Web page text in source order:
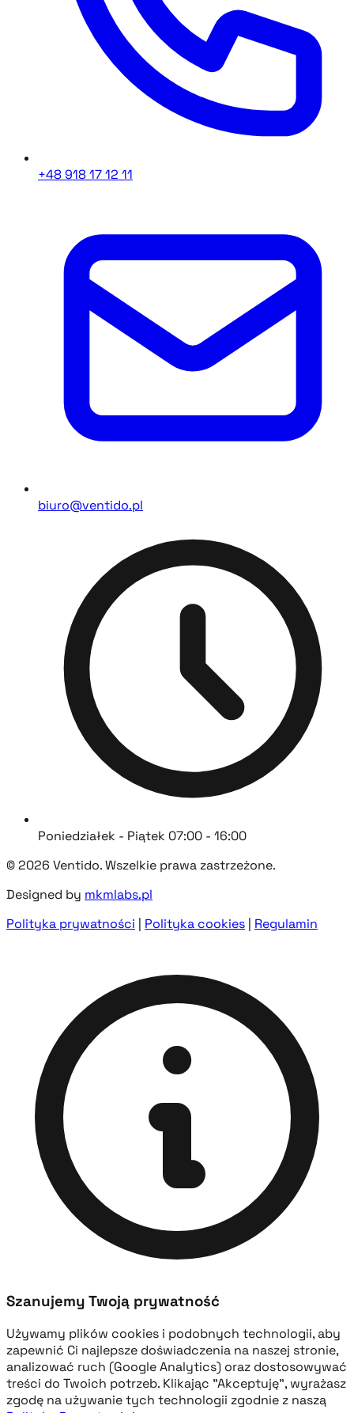
+48 918 17 12 11
biuro@ventido.pl
Poniedziałek - Piątek 07:00 - 16:00
© 2026 Ventido. Wszelkie prawa zastrzeżone.
Designed by mkmlabs.pl
Polityka prywatności | Polityka cookies | Regulamin
Szanujemy Twoją prywatność
Używamy plików cookies i podobnych technologii, aby
zapewnić Ci najlepsze doświadczenia na naszej stronie,
analizować ruch (Google Analytics) oraz dostosowywać
treści do Twoich potrzeb. Klikając "Akceptuję", wyrażasz
zgodę na używanie tych technologii zgodnie z naszą